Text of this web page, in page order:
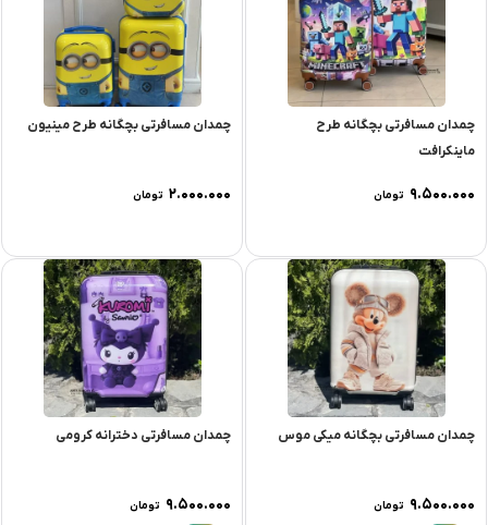
چمدان مسافرتی بچگانه طرح
ماینکرافت
۹.۵۰۰.۰۰۰ تومان
چمدان مسافرتی بچگانه طرح مینیون
۲.۰۰۰.۰۰۰ تومان
چمدان مسافرتی بچگانه میکی موس
۹.۵۰۰.۰۰۰ تومان
چمدان مسافرتی دخترانه کرومی
۹.۵۰۰.۰۰۰ تومان